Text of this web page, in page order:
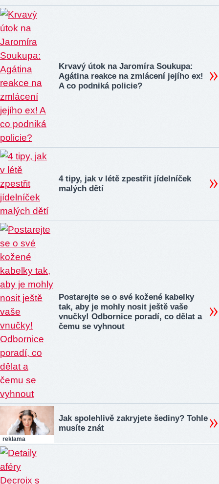
Krvavý útok na Jaromíra Soukupa:
Agátina reakce na zmlácení jejího ex!
A co podniká policie?
4 tipy, jak v létě zpestřit jídelníček
malých dětí
Postarejte se o své kožené kabelky
tak, aby je mohly nosit ještě vaše
vnučky! Odbornice poradí, co dělat a
čemu se vyhnout
reklama
Jak spolehlivě zakryjete šediny? Tohle
musíte znát